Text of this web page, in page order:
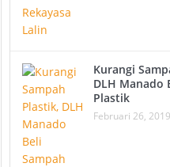
Kurangi
DLH Manado
Plastik
Februari 26, 2019